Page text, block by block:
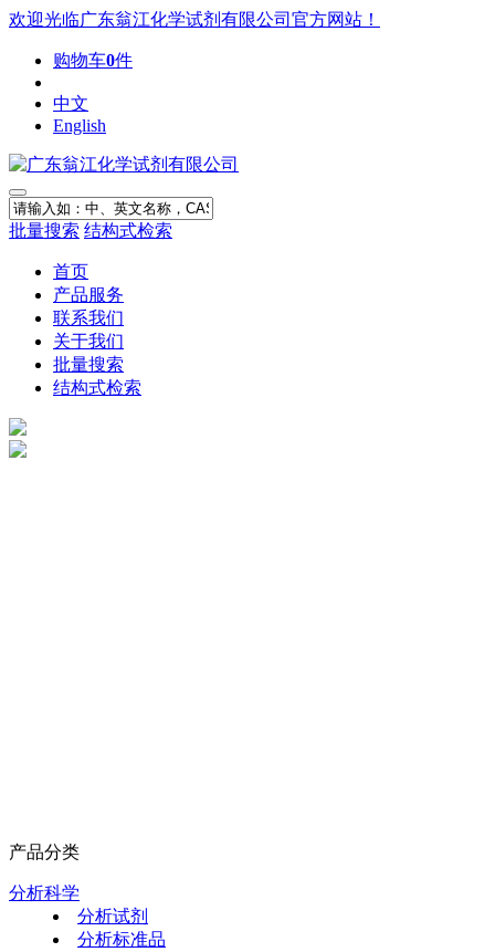
欢迎光临广东翁江化学试剂有限公司官方网站！
购物车0件
中文
English
批量搜索 结构式检索
首页
产品服务
联系我们
关于我们
批量搜索
结构式检索
产品分类
分析科学
分析试剂
分析标准品